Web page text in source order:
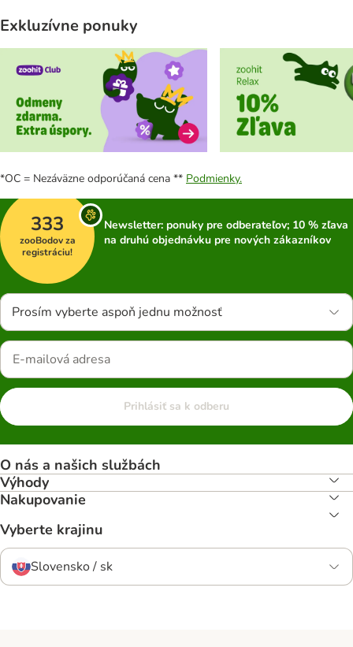
Exkluzívne ponuky
*OC = Nezáväzne odporúčaná cena ** Podmienky.
333
zooBodov za
registráciu!
Newsletter: ponuky pre odberateľov; 10 % zľava
na druhú objednávku pre nových zákazníkov
Prosím vyberte aspoň jednu možnosť
Prihlásiť sa k odberu
O nás a našich službách
Výhody
Nakupovanie
Vyberte krajinu
Slovensko / sk